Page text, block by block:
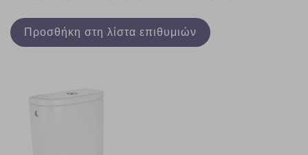
Προσθήκη στη λίστα επιθυμιών